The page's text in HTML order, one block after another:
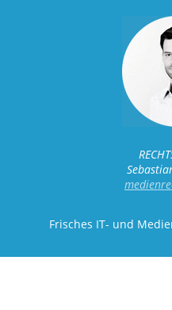
Frisches IT- und